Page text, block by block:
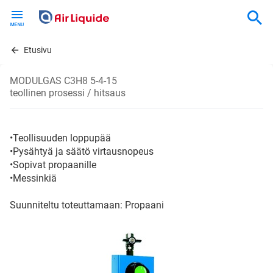
contentEtusivu
MODULGAS C3H8 5-4-15
teollinen prosessi / hitsaus
•Teollisuuden loppupää
•Pysähtyä ja säätö virtausnopeus
•Sopivat propaanille
•Messinkiä
Suunniteltu toteuttamaan: Propaani